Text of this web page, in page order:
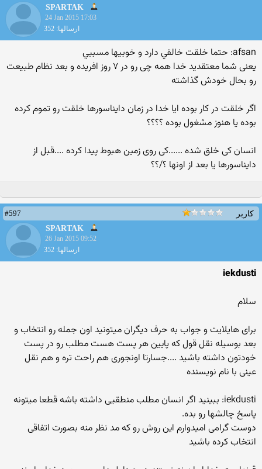
SPARTAK
24 Jan 2015 17:03
ارسالها: 352
afsan: حتما خلقت خالقي دارد و خوبيها مسببي
یعنی شما معتقدید خدا همه چی رو در ۷ روز افریده و بعد نظام طبیعت
رو بحال خودش گذاشته
اگر خلقت در کار بوده ایا خدا در زمان دایناسورها خلقت رو تموم کرده
بوده یا هنوز مشغول بوده ؟؟؟؟
انسان کی خلق شده ......کی روی زمین هبوط پیدا کرده ....قبل از
دایناسورها یا بعد از اونها ؟/؟؟
کاربر
#597
SPARTAK
26 Jan 2015 09:52
ارسالها: 352
iekdusti
سلام
برای هایلایت و جواب به حرف دیگران میتونید اون جمله رو انتخاب و
بعد بوسیله نقل قول که پایین هر پست هست مطلب رو در پست
خودتون داشته باشید ....جسارتا اونجوری هم راحت تره و هم نقل
عینی با نام نویسنده
iekdusti: ببینید اگر انسان مطلب منطقیی داشته باشه قطعا میتونه
پاسخ چالشها رو بده.
دوست گرامی امیدوارم این روش رو که مد نظر منه بصورت اتفاقی
انتخاب کرده باشید